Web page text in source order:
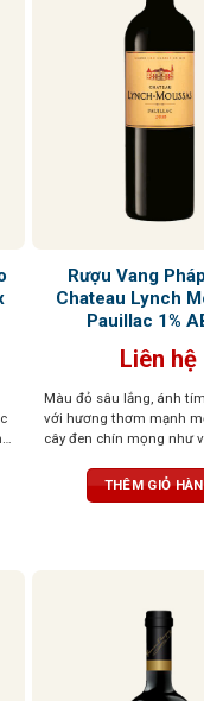
Rượu Vang
Chateau Lynch
Pauillac 1%
Liên hệ
Màu đỏ sâu lắng, ánh
với hương thơm mạnh
cây đen chín mọng như
cam thảo và gỗ sồi.
trúc mạnh mẽ nhưng cân
THÊM GIỎ